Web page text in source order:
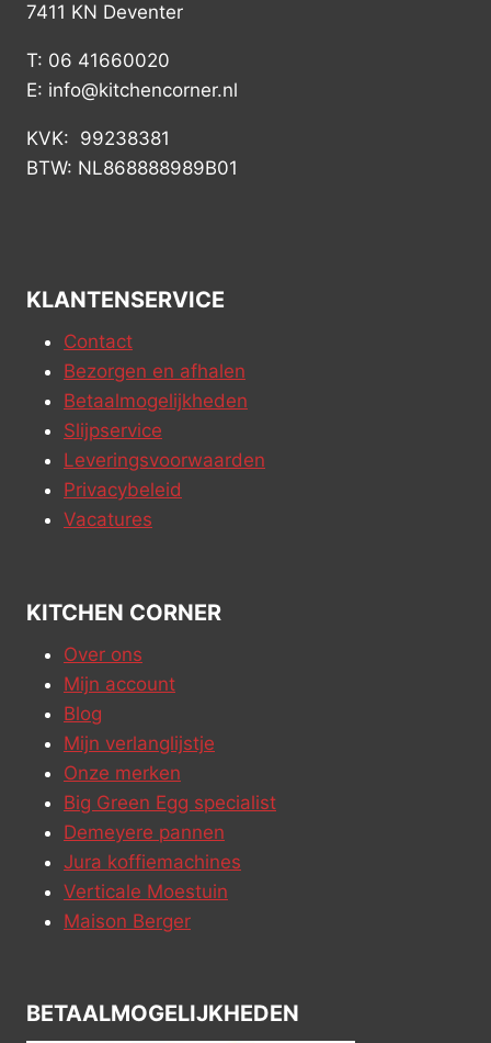
7411 KN Deventer
T: 06 41660020
E: info@kitchencorner.nl
KVK: 99238381
BTW: NL868888989B01
KLANTENSERVICE
Contact
Bezorgen en afhalen
Betaalmogelijkheden
Slijpservice
Leveringsvoorwaarden
Privacybeleid
Vacatures
KITCHEN CORNER
Over ons
Mijn account
Blog
Mijn verlanglijstje
Onze merken
Big Green Egg specialist
Demeyere pannen
Jura koffiemachines
Verticale Moestuin
Maison Berger
BETAALMOGELIJKHEDEN